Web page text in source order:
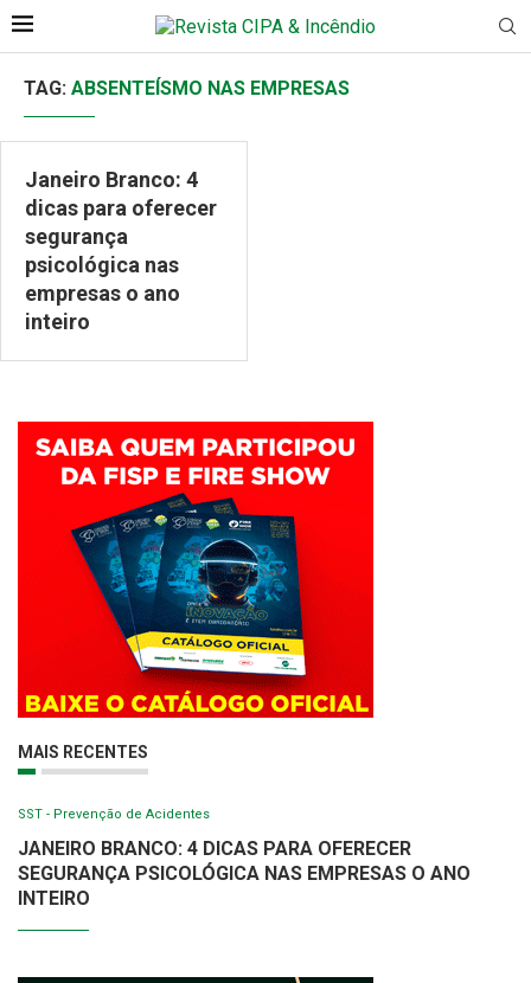
TAG: ABSENTEÍSMO NAS EMPRESAS
Janeiro Branco: 4
dicas para oferecer
segurança
psicológica nas
empresas o ano
inteiro
MAIS RECENTES
SST - Prevenção de Acidentes
JANEIRO BRANCO: 4 DICAS PARA OFERECER
SEGURANÇA PSICOLÓGICA NAS EMPRESAS O ANO
INTEIRO